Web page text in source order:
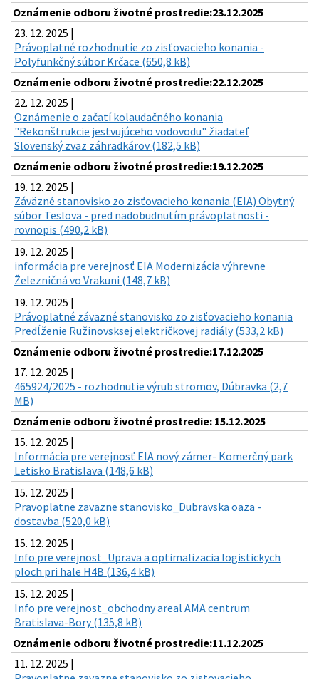
Oznámenie odboru životné prostredie:23.12.2025
23. 12. 2025 |
Právoplatné rozhodnutie zo zisťovacieho konania -
Polyfunkčný súbor Krčace (650,8 kB)
Oznámenie odboru životné prostredie:22.12.2025
22. 12. 2025 |
Oznámenie o začatí kolaudačného konania
"Rekonštrukcie jestvujúceho vodovodu" žiadateľ
Slovenský zväz záhradkárov (182,5 kB)
Oznámenie odboru životné prostredie:19.12.2025
19. 12. 2025 |
Záväzné stanovisko zo zisťovacieho konania (EIA) Obytný
súbor Teslova - pred nadobudnutím právoplatnosti -
rovnopis (490,2 kB)
19. 12. 2025 |
informácia pre verejnosť EIA Modernizácia výhrevne
Železničná vo Vrakuni (148,7 kB)
19. 12. 2025 |
Právoplatné záväzné stanovisko zo zisťovacieho konania
Predĺženie Ružinovsksej električkovej radiály (533,2 kB)
Oznámenie odboru životné prostredie:17.12.2025
17. 12. 2025 |
465924/2025 - rozhodnutie výrub stromov, Dúbravka (2,7
MB)
Oznámenie odboru životné prostredie: 15.12.2025
15. 12. 2025 |
Informácia pre verejnosť EIA nový zámer- Komerčný park
Letisko Bratislava (148,6 kB)
15. 12. 2025 |
Pravoplatne zavazne stanovisko_Dubravska oaza -
dostavba (520,0 kB)
15. 12. 2025 |
Info pre verejnost_Uprava a optimalizacia logistickych
ploch pri hale H4B (136,4 kB)
15. 12. 2025 |
Info pre verejnost_obchodny areal AMA centrum
Bratislava-Bory (135,8 kB)
Oznámenie odboru životné prostredie:11.12.2025
11. 12. 2025 |